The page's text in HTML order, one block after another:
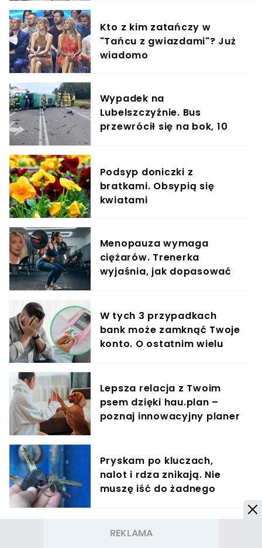
Kto z kim zatańczy w
"Tańcu z gwiazdami"? Już
wiadomo
Wypadek na
Lubelszczyźnie. Bus
przewrócił się na bok, 10
Podsyp doniczki z
bratkami. Obsypią się
kwiatami
Menopauza wymaga
ciężarów. Trenerka
wyjaśnia, jak dopasować
W tych 3 przypadkach
bank może zamknąć Twoje
konto. O ostatnim wielu
Lepsza relacja z Twoim
psem dzięki hau.plan –
poznaj innowacyjny planer
Pryskam po kluczach,
nalot i rdza znikają. Nie
muszę iść do żadnego